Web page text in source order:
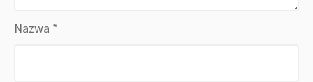
Nazwa *